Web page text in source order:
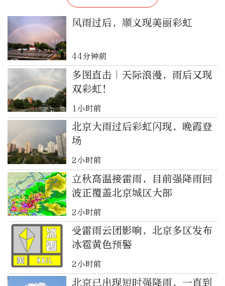
风雨过后，顺义现美丽彩虹
44分钟前
多图直击｜天际浪漫，雨后又现
双彩虹！
1小时前
北京大雨过后彩虹闪现，晚霞登
场
2小时前
立秋高温接雷雨，目前强降雨回
波正覆盖北京城区大部
2小时前
受雷雨云团影响，北京多区发布
冰雹黄色预警
2小时前
北京已出现短时强降雨，一直到